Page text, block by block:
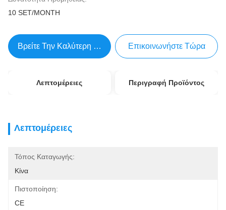
10 SET/MONTH
Βρείτε Την Καλύτερη Τιμή Επικοινωνήστε Τώρα
Λεπτομέρειες Περιγραφή Προϊόντος
Λεπτομέρειες
Τόπος Καταγωγής:
Κίνα
Πιστοποίηση:
CE